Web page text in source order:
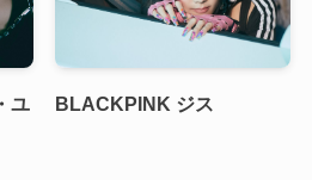
ユ
BLACKPINK ジス